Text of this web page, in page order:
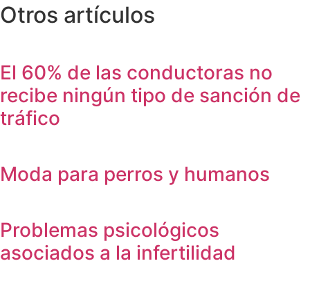
Otros artículos
El 60% de las conductoras no
recibe ningún tipo de sanción de
tráfico
Moda para perros y humanos
Problemas psicológicos
asociados a la infertilidad